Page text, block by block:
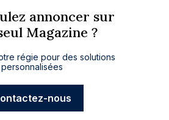
annoncer sur
Magazine ?
régie pour des solutions
personnalisées
nous